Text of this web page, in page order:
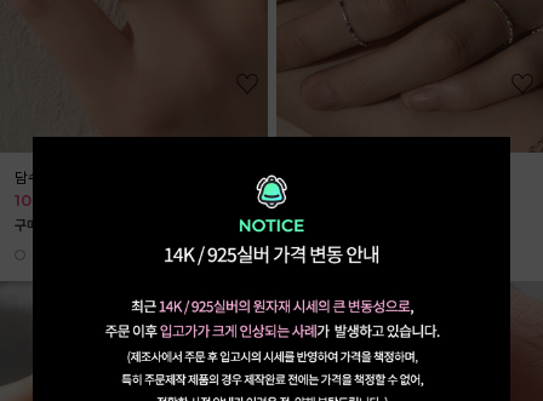
담수진주 밴딩 반지
10%
구매 200개↑˙ 구매 1272개↑˙